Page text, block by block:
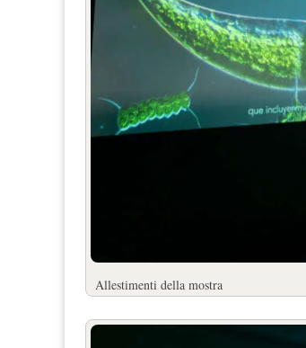
Allestimenti della mostra